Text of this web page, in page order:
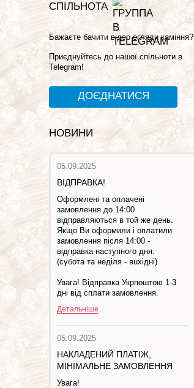
СПІЛЬНОТА
Бажаєте бачити відео огляди каміння?
Приєднуйтесь до нашої спільноти в
Telegram!
ДОЄДНАТИСЯ
НОВИНИ
05.09.2025
ВІДПРАВКА!
Оформлені та оплачені
замовлення до 14:00
відправляються в той же день.
Якщо Ви оформили і оплатили
замовлення після 14:00 -
відправка наступного дня.
(субота та недiля - вuхiднi)
Увага! Відправка Укрпоштою 1-3
дні від сплати замовлення.
Детальніше
05.09.2025
НАКЛАДЕНИЙ ПЛАТІЖ,
МІНІМАЛЬНЕ ЗАМОВЛЕННЯ
Увага!